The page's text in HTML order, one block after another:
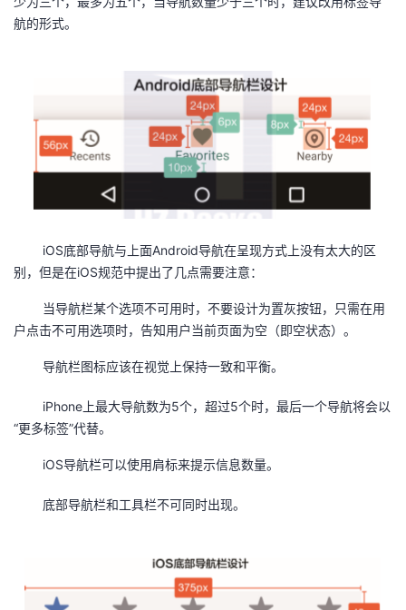
航的形式。
iOS底部导航与上面Android导航在呈现方式上没有太大的区
别，但是在iOS规范中提出了几点需要注意：
当导航栏某个选项不可用时，不要设计为置灰按钮，只需在用
户点击不可用选项时，告知用户当前页面为空（即空状态）。
导航栏图标应该在视觉上保持一致和平衡。
iPhone上最大导航数为5个，超过5个时，最后一个导航将会以
“更多标签”代替。
iOS导航栏可以使用肩标来提示信息数量。
底部导航栏和工具栏不可同时出现。